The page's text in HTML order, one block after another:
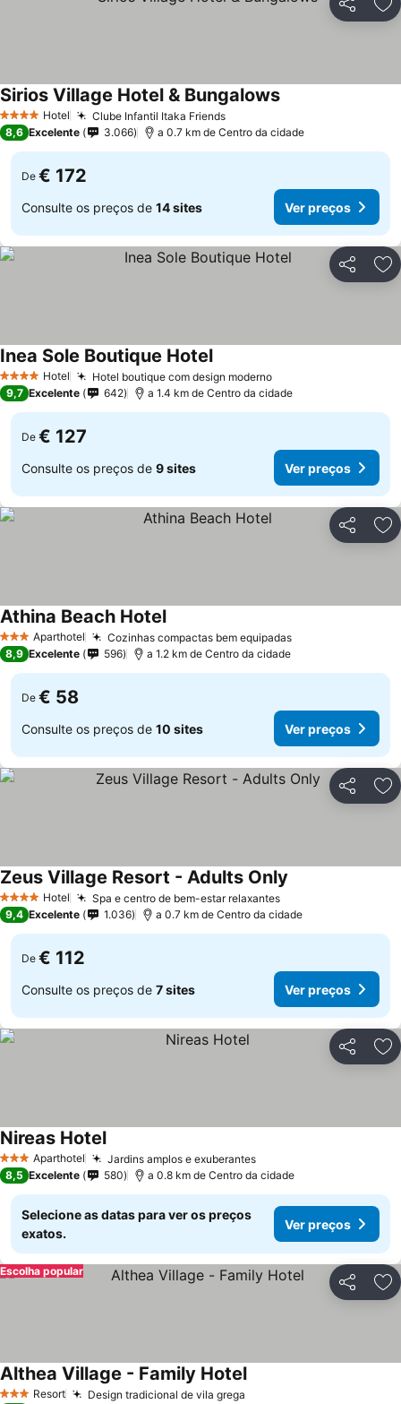
Partilhar
4 EstrelasHotel Clube Infantil Itaka Friends
Sirios Village Hotel & Bungalows
8,6 Excelente 3.066 a 0.7 km de Centro da cidade
De € 172
Consulte os preços de 14 sites Ver preços
Partilhar
4 EstrelasHotel Hotel boutique com design moderno
Inea Sole Boutique Hotel
9,7 Excelente 642 a 1.4 km de Centro da cidade
De € 127
Consulte os preços de 9 sites Ver preços
Partilhar
3 EstrelasAparthotel Cozinhas compactas bem equipadas
Athina Beach Hotel
8,9 Excelente 596 a 1.2 km de Centro da cidade
De € 58
Consulte os preços de 10 sites Ver preços
Partilhar
4 EstrelasHotel Spa e centro de bem-estar relaxantes
Zeus Village Resort - Adults Only
9,4 Excelente 1.036 a 0.7 km de Centro da cidade
De € 112
Consulte os preços de 7 sites Ver preços
Partilhar
3 EstrelasAparthotel Jardins amplos e exuberantes
Nireas Hotel
8,5 Excelente 580 a 0.8 km de Centro da cidade
Selecione as datas para ver os preços
exatos.
Ver preços
Partilhar
Escolha popular
3 EstrelasResort Design tradicional de vila grega
Althea Village - Family Hotel